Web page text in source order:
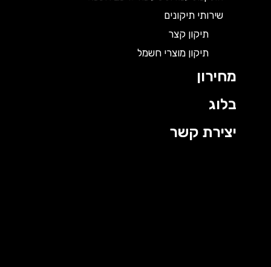
שירותי תיקונים
תיקון קצר
תיקון מוצרי חשמל
מחירון
בלוג
יצירת קשר